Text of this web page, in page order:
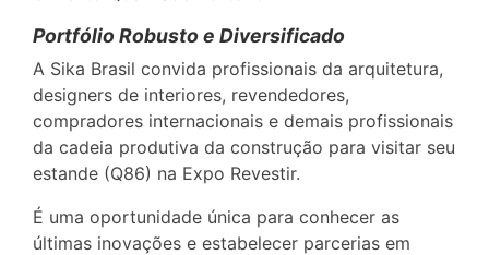
Portfólio Robusto e Diversificado
A Sika Brasil convida profissionais da arquitetura,
designers de interiores, revendedores,
compradores internacionais e demais profissionais
da cadeia produtiva da construção para visitar seu
estande (Q86) na Expo Revestir.
É uma oportunidade única para conhecer as
últimas inovações e estabelecer parcerias em